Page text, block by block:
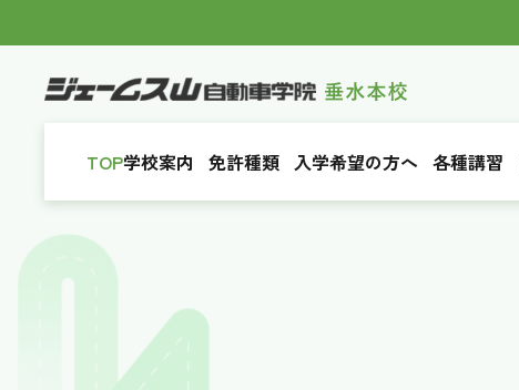
TOP学校案内 免許種類 入学希望の方へ 各種講習